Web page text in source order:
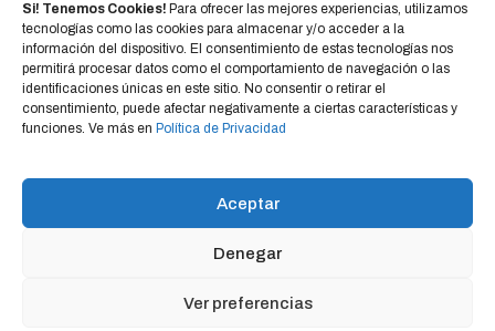
Si! Tenemos Cookies! Para ofrecer las mejores experiencias, utilizamos
tecnologías como las cookies para almacenar y/o acceder a la
información del dispositivo. El consentimiento de estas tecnologías nos
permitirá procesar datos como el comportamiento de navegación o las
identificaciones únicas en este sitio. No consentir o retirar el
consentimiento, puede afectar negativamente a ciertas características y
funciones. Ve más en Política de Privacidad
Aceptar
Denegar
Ver preferencias
Home Política de privacidad
CONTACTO
CONTRAVIENTO
Portal Hospedado en Hosting Montevideo Más de 15 años de